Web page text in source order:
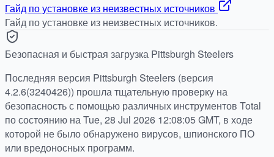
Гайд по установке из неизвестных источников
Гайд по установке из неизвестных источников.
Безопасная и быстрая загрузка Pittsburgh Steelers
Последняя версия Pittsburgh Steelers (версия
4.2.6(3240426)) прошла тщательную проверку на
безопасность с помощью различных инструментов Total
по состоянию на Tue, 28 Jul 2026 12:08:05 GMT, в ходе
которой не было обнаружено вирусов, шпионского ПО
или вредоносных программ.